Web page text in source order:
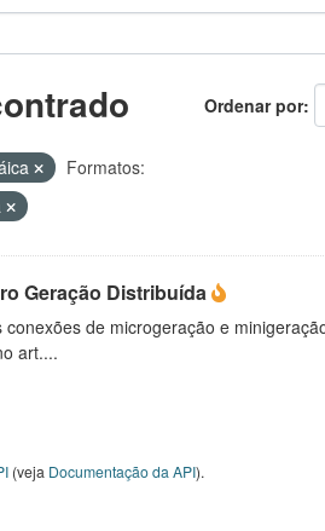
Ordenar por
Formatos:
Geração Distribuída
de microgeração e
art....
(veja Documentação da API).